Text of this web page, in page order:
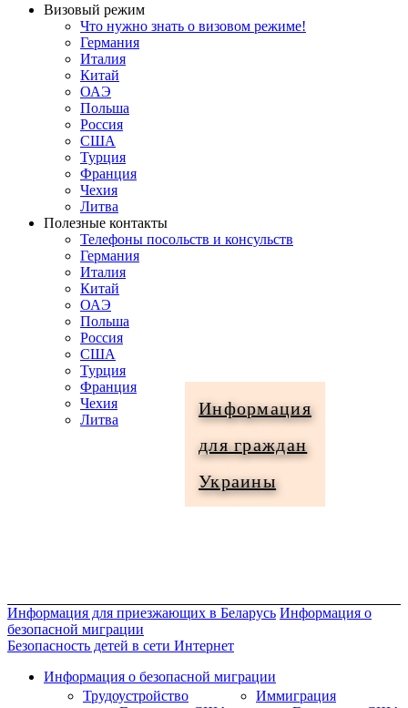
Визовый режим
Что нужно знать о визовом режиме!
Германия
Италия
Китай
ОАЭ
Польша
Россия
США
Турция
Франция
Чехия
Литва
Полезные контакты
Телефоны посольств и консульств
Германия
Италия
Китай
ОАЭ
Польша
Россия
США
Турция
Франция
Чехия
Литва
Информация
для граждан
Украины
Информация для приезжающих в Беларусь Информация о
безопасной миграции
Безопасность детей в сети Интернет
Информация о безопасной миграции
Трудоустройство
Иммиграция